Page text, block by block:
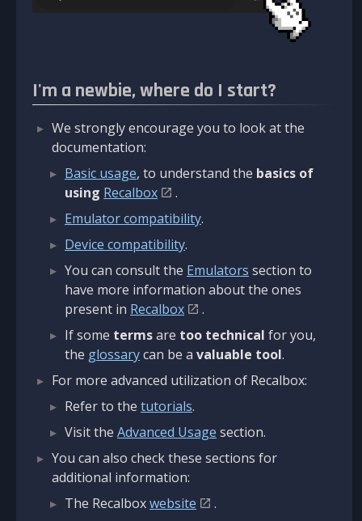
I'm a newbie, where do I start?
We strongly encourage you to look at the
documentation:
Basic usage, to understand the basics of
using Recalbox
.
Emulator compatibility.
Device compatibility.
You can consult the Emulators section to
have more information about the ones
present in Recalbox
.
If some termsare too technical for you,
the glossarycan be a valuable tool.
For more advanced utilization of Recalbox:
Refer to the tutorials.
Visit the Advanced Usage section.
You can also check these sections for
additional information:
The Recalboxwebsite
.